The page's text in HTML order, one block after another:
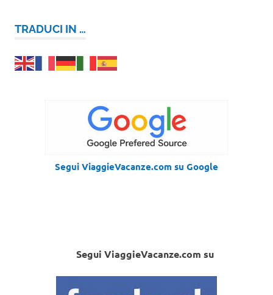
TRADUCI IN …
Segui ViaggieVacanze.com su Google
Segui ViaggieVacanze.com su